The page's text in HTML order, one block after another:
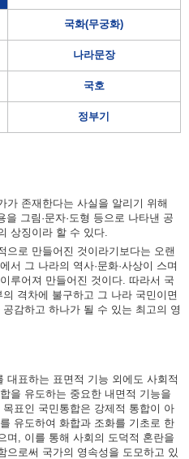
국화(무궁화)
나라문장
국호
정부기
가 존재한다는 사실을 알리기 위해
그림·문자·도형 등으로 나타낸 공
상징이라 할 수 있다.
으로 만들어진 것이라기보다는 오랜
서 그 나라의 역사·문화·사상이 스며
루어져 만들어진 것이다. 따라서 국
격차에 불구하고 그 나라 국민이면
감하고 하나가 될 수 있는 최고의 영
대표하는 표면적 기능 외에도 사회적
을 유도하는 중요한 내면적 기능을
표인 국민통합은 강제적 통합이 아
유도하여 화합과 조화를 기초로 한
며, 이를 통해 사회의 도덕적 혼란을
으로써 국가의 영속성을 도모하고 있